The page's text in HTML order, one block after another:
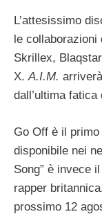
L’attesissimo
le collaborazioni
Skrillex,
X.A.I.M.
dall’ultima
Go Off è il
disponibile nei
Song” è invece
rapper
prossimo 12